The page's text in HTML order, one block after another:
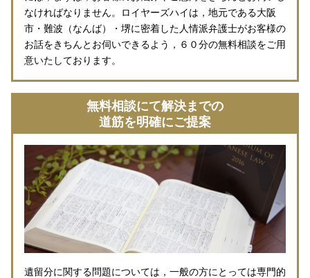
なければなりません。ロイヤーズハイは，地元である大阪
市・難波（なんば）・堺に密着した人情派弁護士がお客様の
お話をきちんとお伺いできるよう，６０分の無料相談をご用
意いたしております。
無料相談にて解決までの
道筋を明確にご提案
遺留分に関する問題については，一般の方にとっては専門的